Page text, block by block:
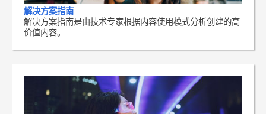
解决方案指南
解决方案指南是由技术专家根据内容使用模式分析创建的高
价值内容。